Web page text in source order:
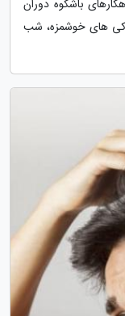
باشکوه دوران
های خوشمزه، شب